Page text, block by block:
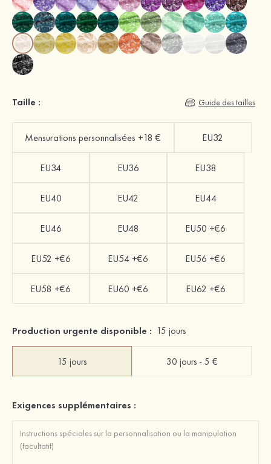
Taille : Guide des tailles
Mensurations personnalisées +18 € EU32
EU34 EU36 EU38
EU40 EU42 EU44
EU46 EU48 EU50 +€6
EU52 +€6 EU54 +€6 EU56 +€6
EU58 +€6 EU60 +€6 EU62 +€6
Production urgente disponible : 15 jours
15 jours 30 jours - 5 €
Exigences supplémentaires :